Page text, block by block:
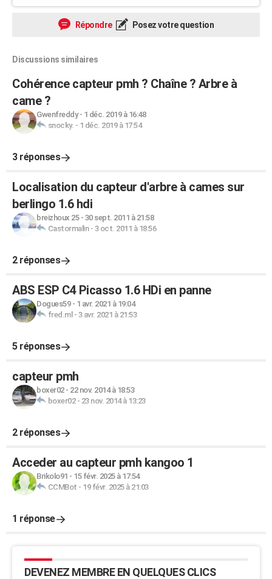
Répondre Posez votre question
Discussions similaires
Cohérence capteur pmh ? Chaîne ? Arbre à
came ?
Gwenfreddy- 1 déc. 2019 à 16:48
snocky. - 1 déc. 2019 à 17:54
3 réponses
Localisation du capteur d'arbre à cames sur
berlingo 1.6 hdi
breizhoux 25- 30 sept. 2011 à 21:58
Castormalin- 3 oct. 2011 à 18:56
2 réponses
ABS ESP C4 Picasso 1.6 HDi en panne
Dogues59- 1 avr. 2021 à 19:04
fred.ml - 3 avr. 2021 à 21:53
5 réponses
capteur pmh
boxer02- 22 nov. 2014 à 18:53
boxer02- 23 nov. 2014 à 13:23
2 réponses
Acceder au capteur pmh kangoo 1
Brikolo91 - 15 févr. 2025 à 17:54
CCMBot - 19 févr. 2025 à 21:03
1 réponse
DEVENEZ MEMBRE EN QUELQUES CLICS